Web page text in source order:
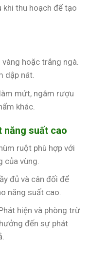
khi thu hoạch để tạo
hoặc trắng ngà.
dập nát.
mứt, ngâm rượu
khác.
năng suất cao
ruột phù hợp với
của vùng.
đủ và cân đối để
năng suất cao.
hiện và phòng trừ
đến sự phát